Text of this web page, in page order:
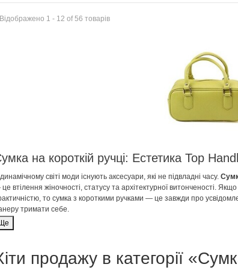
Відображено 1 - 12 of 56 товарів
на короткій ручці: Естетика Top
світі моди існують аксесуари, які не підвладні часу.
втілення жіночності, статусу та архітектурної витонченості.
то сумка з короткими ручками — це завжди про
тримати себе.
цей аксесуар переживає справжній ренесанс. Від мікро-
Ще
продажу в категорії